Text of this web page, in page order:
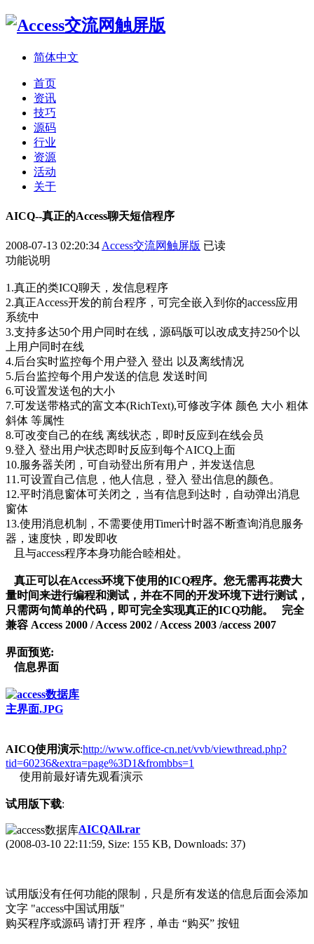
简体中文
首页
资讯
技巧
源码
行业
资源
活动
关于
AICQ--真正的Access聊天短信程序
2008-07-13 02:20:34 Access交流网触屏版 已读
功能说明
1.真正的类ICQ聊天，发信息程序
2.真正Access开发的前台程序，可完全嵌入到你的access应用
系统中
3.支持多达50个用户同时在线，源码版可以改成支持250个以
上用户同时在线
4.后台实时监控每个用户登入 登出 以及离线情况
5.后台监控每个用户发送的信息 发送时间
6.可设置发送包的大小
7.可发送带格式的富文本(RichText),可修改字体 颜色 大小 粗体
斜体 等属性
8.可改变自己的在线 离线状态，即时反应到在线会员
9.登入 登出用户状态即时反应到每个AICQ上面
10.服务器关闭，可自动登出所有用户，并发送信息
11.可设置自己信息，他人信息，登入 登出信息的颜色。
12.平时消息窗体可关闭之，当有信息到达时，自动弹出消息
窗体
13.使用消息机制，不需要使用Timer计时器不断查询消息服务
器，速度快，即发即收
且与access程序本身功能合睦相处。
真正可以在Access环境下使用的ICQ程序。您无需再花费大
量时间来进行编程和测试，并在不同的开发环境下进行测试，
只需两句简单的代码，即可完全实现真正的ICQ功能。 完全
兼容 Access 2000 / Access 2002 / Access 2003 /access 2007
界面预览:
信息界面
主界面.JPG
AICQ使用演示:http://www.office-cn.net/vvb/viewthread.php?
tid=60236&extra=page%3D1&frombbs=1
使用前最好请先观看演示
试用版下载:
AICQAll.rar
(2008-03-10 22:11:59, Size: 155 KB, Downloads: 37)
试用版没有任何功能的限制，只是所有发送的信息后面会添加
文字 "access中国试用版"
购买程序或源码 请打开 程序，单击 “购买” 按钮